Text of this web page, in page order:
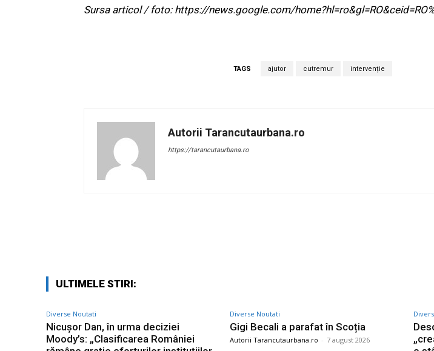
Sursa articol / foto: https://news.google.com/
TAGS ajutor cutremur intervenție
Autorii Tarancutaurbana.ro
https://tarancutaurbana.ro
ULTIMELE STIRI:
Diverse Noutati
Nicușor Dan, în urma deciziei
Moody’s: „Clasificarea României
Diverse Noutati
Gigi Becali a parafat în Scoția
Autorii Tarancutaurbana.ro - 7 august 2026